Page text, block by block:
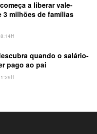
a liberar vale-
3 milhões de famílias
quando o salário-
pago ao pai